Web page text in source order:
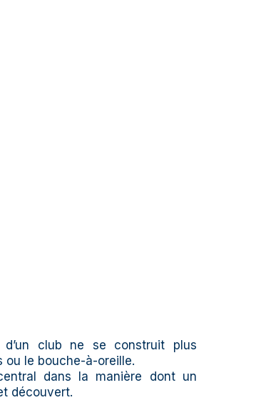
d’un club ne se construit plus
ou le bouche-à-oreille.
dans la manière dont un
découvert.